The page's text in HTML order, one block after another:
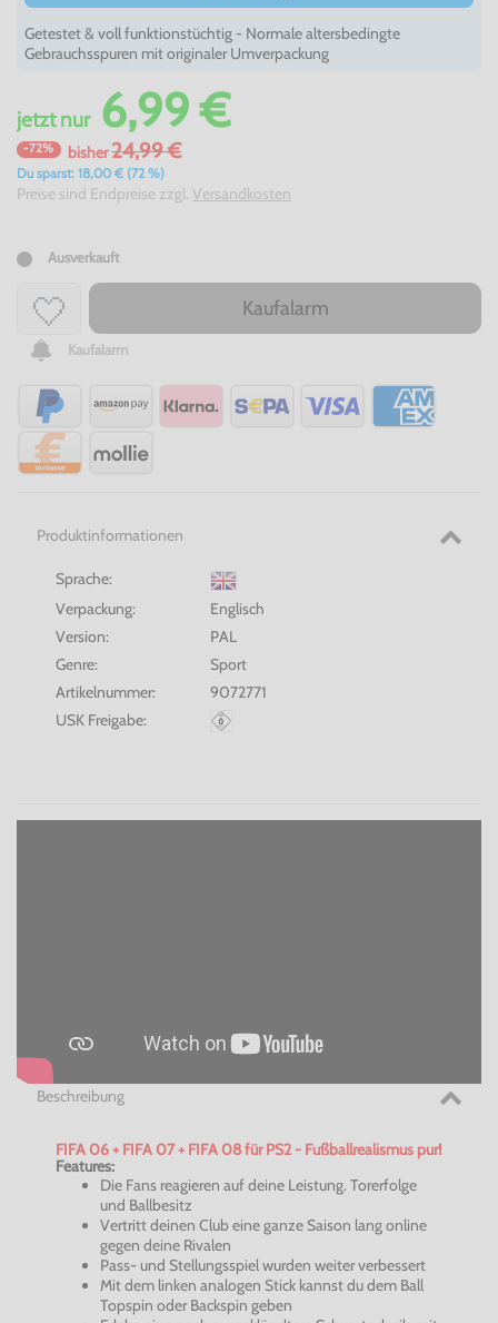
Getestet & voll funktionstüchtig - Normale altersbedingte
Gebrauchsspuren mit originaler Umverpackung
jetztnur6,99 €
-72% bisher24,99 €
Du sparst: 18,00 € (72 %)
Preise sind Endpreise zzgl. Versandkosten
Ausverkauft
Kaufalarm
Kaufalarm
Produktinformationen
Sprache:
Verpackung:
Englisch
Version:
PAL
Genre:
Sport
Artikelnummer:
9072771
USK Freigabe:
Beschreibung
FIFA 06 + FIFA 07 + FIFA 08 für PS2 - Fußballrealismus pur!
Features:
Die Fans reagieren auf deine Leistung. Torerfolge
und Ballbesitz
Vertritt deinen Club eine ganze Saison lang online
gegen deine Rivalen
Pass- und Stellungsspiel wurden weiter verbessert
Mit dem linken analogen Stick kannst du dem Ball
Topspin oder Backspin geben